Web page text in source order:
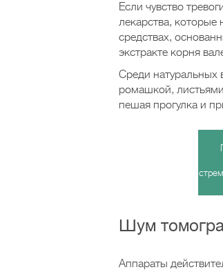
Если чувство
лекарства, которые
средствах,
экстракте корня
Среди
ромашкой,
пешая прогулка и
Шум
Аппараты